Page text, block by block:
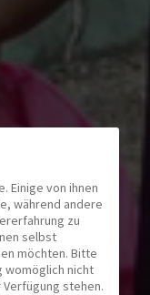
Einige von ihnen
während andere
zu
selbst
möchten. Bitte
womöglich nicht
stehen.